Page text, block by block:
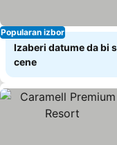
Popularan izbor
Izaberi datume da bi
cene